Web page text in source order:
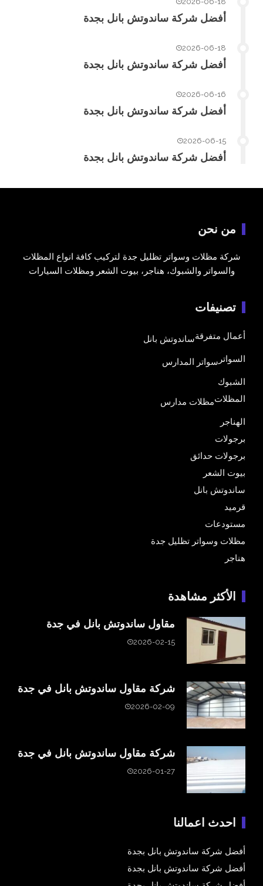
أفضل شركة ساندوتش بانل بجدة
2026-06-18
أفضل شركة ساندوتش بانل بجدة
2026-06-16
أفضل شركة ساندوتش بانل بجدة
2026-06-15
أفضل شركة ساندوتش بانل بجدة
من نحن
شركة مظلات وسواتر تظليل جدة لتركيب كافة انواع المظلات
والسواتر والشبوك، هناجر، بيوت الشعر ومظلات السيارات
تصنيفات
أعمال متفرقةساندوتش بانل
السواتر سواتر المدارس
الشبوك
المظلاتمظلات مدارس
الهناجر
برجولات
برجولات حدائق
بيوت الشعر
ساندوتش بانل
قرميد
مستودعات
مظلات وسواتر تظليل جدة
هناجر
الأكثر مشاهدة
مقاول ساندوتش بانل في جدة
2026-02-15
شركة مقاول ساندوتش بانل في جدة
2026-02-09
شركة مقاول ساندوتش بانل في جدة
2026-01-27
احدث اعمالنا
أفضل شركة ساندوتش بانل بجدة
أفضل شركة ساندوتش بانل بجدة